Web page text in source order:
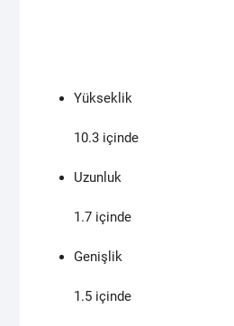
Yükseklik
10.3 içinde
Uzunluk
1.7 içinde
Genişlik
1.5 içinde